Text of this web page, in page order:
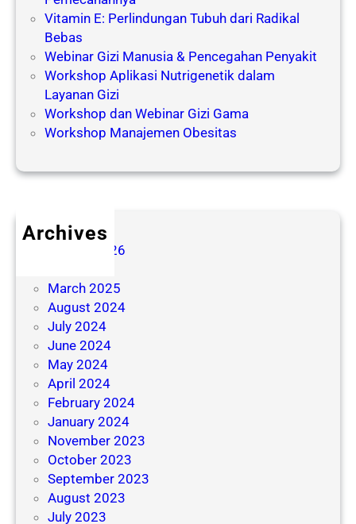
Vitamin E: Perlindungan Tubuh dari Radikal
Bebas
Webinar Gizi Manusia & Pencegahan Penyakit
Workshop Aplikasi Nutrigenetik dalam
Layanan Gizi
Workshop dan Webinar Gizi Gama
Workshop Manajemen Obesitas
Archives
August 2026
March 2025
August 2024
July 2024
June 2024
May 2024
April 2024
February 2024
January 2024
November 2023
October 2023
September 2023
August 2023
July 2023